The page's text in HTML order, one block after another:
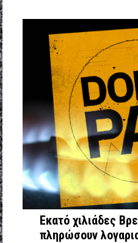
Εκατό χιλιάδες
πληρώσουν